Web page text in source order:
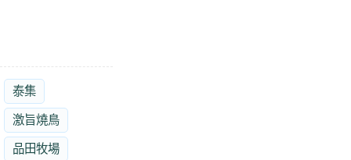
泰集
激旨燒鳥
品田牧場